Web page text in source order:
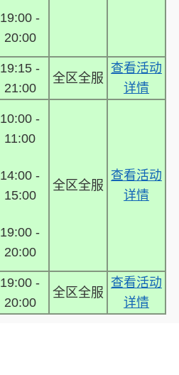
19:00 -
20:00
19:15 -
21:00
全区全服
查看活动
详情
10:00 -
11:00
14:00 -
15:00
19:00 -
20:00
全区全服
查看活动
详情
19:00 -
20:00
全区全服
查看活动
详情